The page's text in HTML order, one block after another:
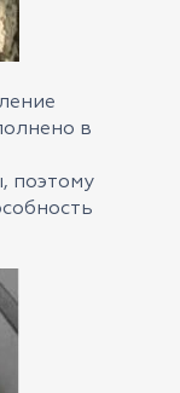
в
поэтому